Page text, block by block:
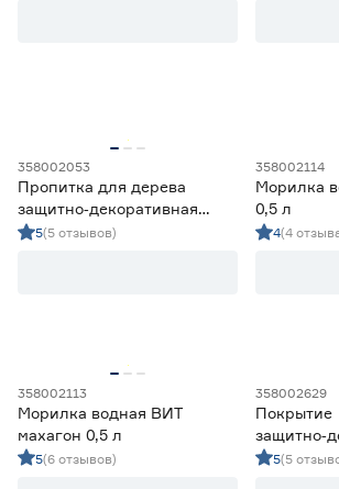
Цвет
Бежевый
Белый
Ещё 20
Полуматовая
Шелковисто-глянцевая
Шелковисто-матовая
358002053
Пропитка для дерева
защитно‑декоративная
алкидная Lakur орех 9 л
5(5 отзывов)
358002114
Морилка
0,5 л
4(4
358002113
Морилка водная ВИТ
махагон 0,5 л
5(6 отзывов)
358002629
Покрытие
5(5